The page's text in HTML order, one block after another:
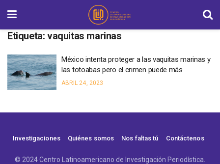
Etiqueta: vaquitas marinas
México intenta proteger a las vaquitas marinas y
las totoabas pero el crimen puede más
ABRIL 24, 2023
Investigaciones Quiénes somos Nos faltas tú Contáctenos
© 2024 Centro Latinoamericano de Investigación Periodística.